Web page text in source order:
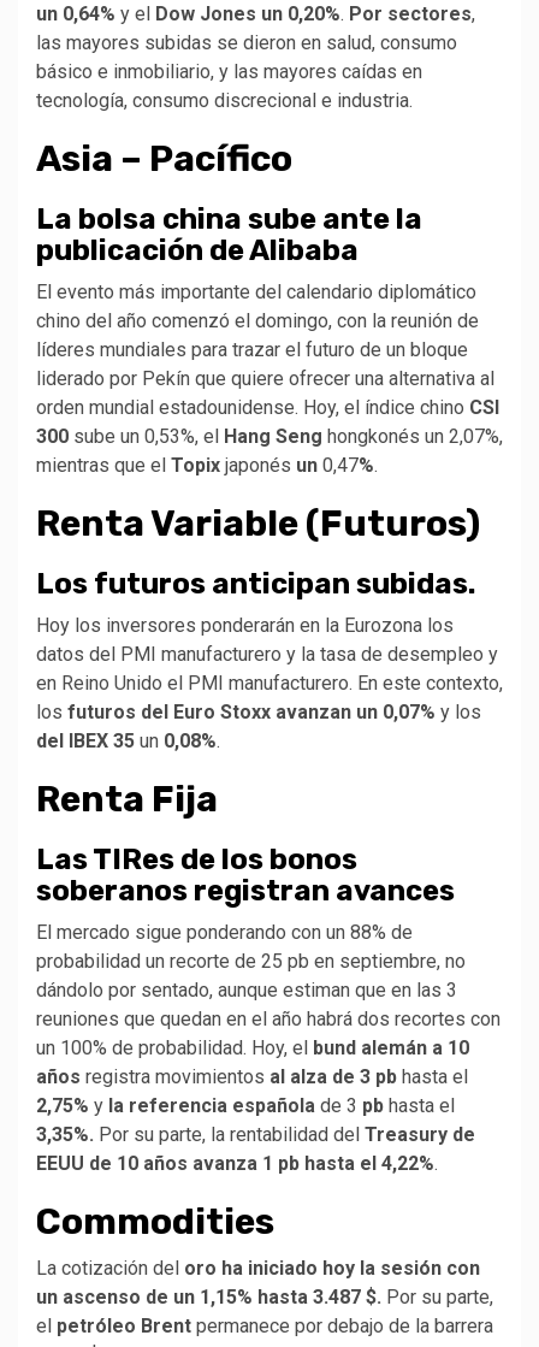
un 0,64% y el Dow Jones un 0,20%. Por sectores,
las mayores subidas se dieron en salud, consumo
básico e inmobiliario, y las mayores caídas en
tecnología, consumo discrecional e industria.
Asia – Pacífico
La bolsa china sube ante la
publicación de Alibaba
El evento más importante del calendario diplomático
chino del año comenzó el domingo, con la reunión de
líderes mundiales para trazar el futuro de un bloque
liderado por Pekín que quiere ofrecer una alternativa al
orden mundial estadounidense. Hoy, el índice chino CSI
300 sube un 0,53%, el Hang Seng hongkonés un 2,07%,
mientras que el Topix japonés un 0,47%.
Renta Variable (Futuros)
Los futuros anticipan subidas.
Hoy los inversores ponderarán en la Eurozona los
datos del PMI manufacturero y la tasa de desempleo y
en Reino Unido el PMI manufacturero. En este contexto,
los futuros del Euro Stoxx avanzan un 0,07% y los
del IBEX 35 un 0,08%.
Renta Fija
Las TIRes de los bonos
soberanos registran avances
El mercado sigue ponderando con un 88% de
probabilidad un recorte de 25 pb en septiembre, no
dándolo por sentado, aunque estiman que en las 3
reuniones que quedan en el año habrá dos recortes con
un 100% de probabilidad. Hoy, el bund alemán a 10
años registra movimientos al alza de 3 pb hasta el
2,75% y la referencia española de 3 pb hasta el
3,35%. Por su parte, la rentabilidad del Treasury de
EEUU de 10 años avanza 1 pb hasta el 4,22%.
Commodities
La cotización del oro ha iniciado hoy la sesión con
un ascenso de un 1,15% hasta 3.487 $. Por su parte,
el petróleo Brent permanece por debajo de la barrera